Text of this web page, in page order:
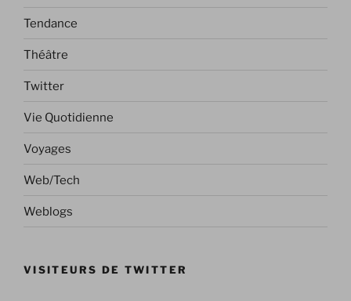
Tendance
Théâtre
Twitter
Vie Quotidienne
Voyages
Web/Tech
Weblogs
VISITEURS DE TWITTER